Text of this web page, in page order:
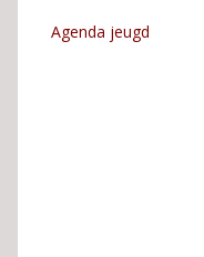
Agenda jeugd